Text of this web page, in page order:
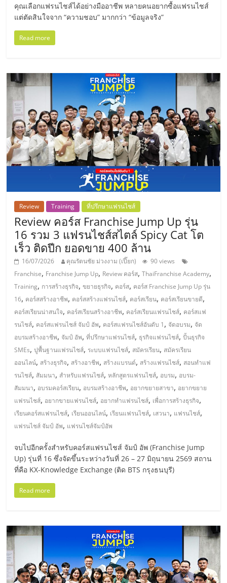
เปิด
ร้าน
ปรึกษา
ฟรี,
บริการ
พัฒนา
ระบบ
แฟ
รน
ไชส์"
"ศูนย์
รวม
ข้อมูล
ธุรกิจ
SME
แห่ง
ประเทศไทย,
ThaiSMEsCenter,
ไทย,
SMEs,
ปรึกษา
แฟ
รน
ไชส์,
รวม
คุณเลือกแฟรนไชส์ได้อย่างมืออาชีพ หลายคนอยากซื้อแฟรนไชส์
แต่ตัดสินใจจาก “ความชอบ” มากกว่า “ข้อมูลจริง”
Read more
Review Training ที่ปรึกษาแฟรนไชส์
Review คอร์ส Franchise Jump Up รุ่น
16 รวม 3 แฟรนไชส์สไตล์ Spicy Cat โต
เร็ว ติดปีก ยอดขาย 400 ล้าน
16/07/2026 คุณรัตนชัย ม่วงงาม (เปี๊ยก)
90 views
Franchise, Franchise Jump Up, Review คอร์ส,ThaiFranchise Academy,
Training, การสร้างธุรกิจ,ขยายธุรกิจ, คอร์ส, คอร์ส Franchise Jump Up รุ่น
16, คอร์สสร้างอาชีพ, คอร์สสร้างแฟรนไชส์, คอร์สเรียน, คอร์สเรียนขายดี,
คอร์สเรียนน่าสนใจ, คอร์สเรียนสร้างอาชีพ, คอร์สเรียนแฟรนไชส์, คอร์สแฟ
รนไชส์, คอร์สแฟรนไชส์ จัมป์ อัพ, คอร์สแฟรนไชส์อันดับ 1, จัดอบรม, จัด
อบรมสร้างอาชีพ, จัมป์ อัพ,ที่ปรึกษาแฟรนไชส์, ธุรกิจแฟรนไชส์,ปั้นธุรกิจ
SMEs,ปูพื้นฐานแฟรนไชส์, ระบบแฟรนไชส์, สมัครเรียน, สมัครเรียน
ออนไลน์, สร้างธุรกิจ, สร้างอาชีพ, สร้างแบรนด์, สร้างแฟรนไชส์, สอนทำแฟ
รนไชส์, สัมมนา, สำหรับแฟรนไชส์,หลักสูตรแฟรนไชส์, อบรม, อบรม-
สัมมนา, อบรมคอร์สเรียน, อบรมสร้างอาชีพ, อยากขยายสาขา, อยากขยาย
แฟรนไชส์, อยากขายแฟรนไชส์, อยากทำแฟรนไชส์, เพื่อการสร้างธุรกิจ,
เรียนคอร์สแฟรนไชส์, เรียนออนไลน์, เรียนแฟรนไชส์, เสวนา, แฟรนไชส์,
แฟรนไชส์ จัมป์ อัพ, แฟรนไชส์จัมป์อัพ
จบไปอีกครั้งสำหรับคอร์สแฟรนไชส์ จัมป์ อัพ (Franchise Jump
Up) รุ่นที่ 16 ซึ่งจัดขึ้นระหว่างวันที่ 26 – 27 มิถุนายน 2569 สถาน
ที่คือ KX-Knowledge Exchange (ติด BTS กรุงธนบุรี)
Read more